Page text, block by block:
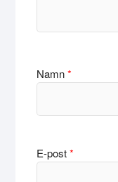
Namn*
E-post*